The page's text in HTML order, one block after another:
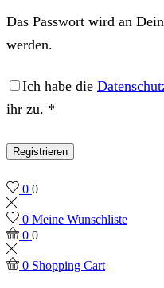
Das Passwort wird an
werden.
Ich habe die
ihr zu. *
Registrieren
0 0
0 Meine Wunschliste
0 0
0 Shopping Cart